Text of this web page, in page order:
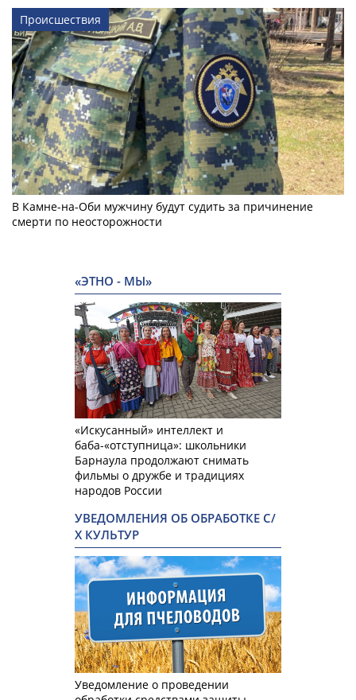
Происшествия
В Камне-на-Оби мужчину будут судить за причинение
смерти по неосторожности
«ЭТНО - МЫ»
«Искусанный» интеллект и
баба-«отступница»: школьники
Барнаула продолжают снимать
фильмы о дружбе и традициях
народов России
УВЕДОМЛЕНИЯ ОБ ОБРАБОТКЕ С/
Х КУЛЬТУР
Уведомление о проведении